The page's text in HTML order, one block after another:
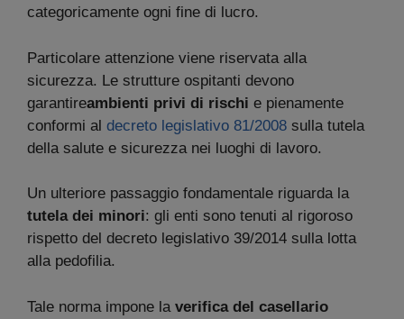
categoricamente ogni fine di lucro.
Particolare attenzione viene riservata alla
sicurezza. Le strutture ospitanti devono
garantireambienti privi di rischi e pienamente
conformi al decreto legislativo 81/2008 sulla tutela
della salute e sicurezza nei luoghi di lavoro.
Un ulteriore passaggio fondamentale riguarda la
tutela dei minori: gli enti sono tenuti al rigoroso
rispetto del decreto legislativo 39/2014 sulla lotta
alla pedofilia.
Tale norma impone la verifica del casellario